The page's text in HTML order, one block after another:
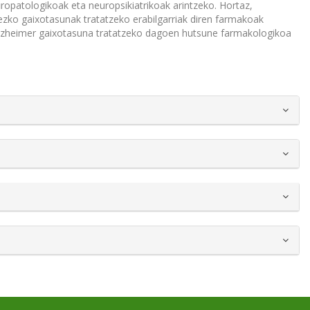
eta neuropsikiatrikoak arintzeko. Hortaz,
gaixotasunak tratatzeko erabilgarriak diren farmakoak
gaixotasuna tratatzeko dagoen hutsune farmakologikoa